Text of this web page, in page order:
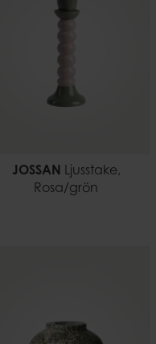
JOSSAN Ljusstake,
Rosa/grön